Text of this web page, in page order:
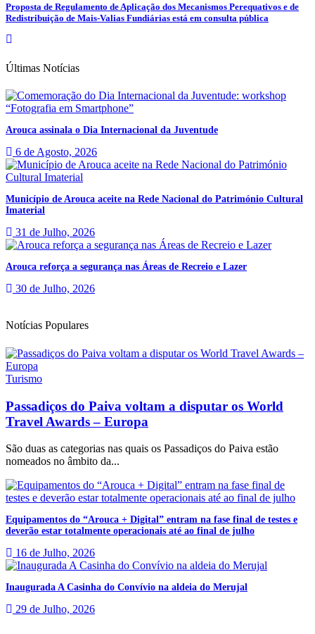
Proposta de Regulamento de Aplicação dos Mecanismos Perequativos e de
Redistribuição de Mais-Valias Fundiárias está em consulta pública
Últimas Notícias
Arouca assinala o Dia Internacional da Juventude
6 de Agosto, 2026
Município de Arouca aceite na Rede Nacional do Património Cultural
Imaterial
31 de Julho, 2026
Arouca reforça a segurança nas Áreas de Recreio e Lazer
30 de Julho, 2026
Notícias Populares
Turismo
Passadiços do Paiva voltam a disputar os World
Travel Awards – Europa
São duas as categorias nas quais os Passadiços do Paiva estão
nomeados no âmbito da...
Equipamentos do “Arouca + Digital” entram na fase final de testes e
deverão estar totalmente operacionais até ao final de julho
16 de Julho, 2026
Inaugurada A Casinha do Convívio na aldeia do Merujal
29 de Julho, 2026